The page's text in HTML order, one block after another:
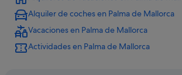
Apartoteles en Palma de Mallorca
Hoteles con todo incluido en Islas Baleares
Nh Hotels en Palma de Mallorca
Alquiler de coches en Palma de Mallorca
Vacaciones en Palma de Mallorca
Actividades en Palma de Mallorca